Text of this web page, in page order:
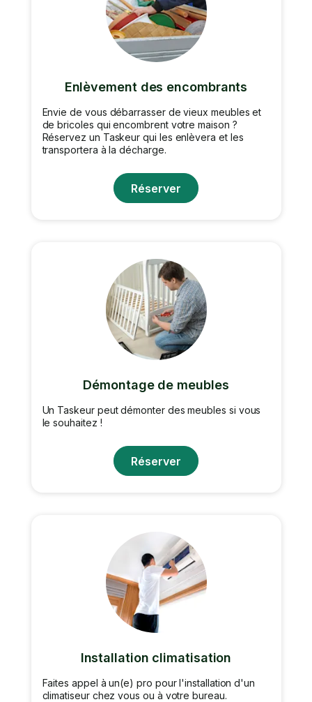
Enlèvement des encombrants
Envie de vous débarrasser de vieux meubles et
de bricoles qui encombrent votre maison ?
Réservez un Taskeur qui les enlèvera et les
transportera à la décharge.
Réserver
Démontage de meubles
Un Taskeur peut démonter des meubles si vous
le souhaitez !
Réserver
Installation climatisation
Faites appel à un(e) pro pour l'installation d'un
climatiseur chez vous ou à votre bureau.